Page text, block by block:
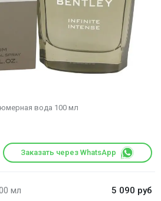
вода 100 мл
Заказать через WhatsApp
мл 5 090 руб